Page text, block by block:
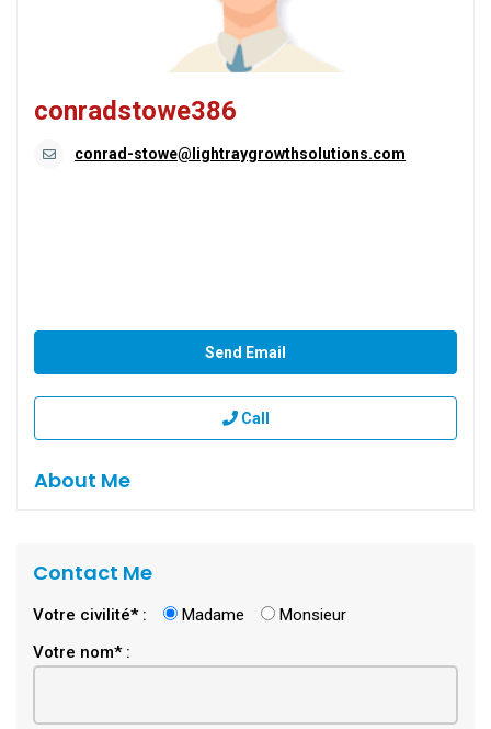
conradstowe386
conrad-stowe@lightraygrowthsolutions.com
Send Email
Call
About Me
Contact Me
Votre civilité* : Madame
Monsieur
Votre nom* :